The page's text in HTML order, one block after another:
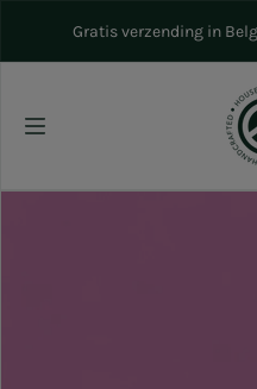
Gratis verzending in